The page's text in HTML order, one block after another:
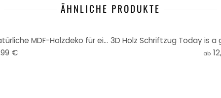
ÄHNLICHE PRODUKTE
3D-Schriftzug 'Schön hier' – Natürliche MDF-Holzdeko für einladende Räume
€
ab